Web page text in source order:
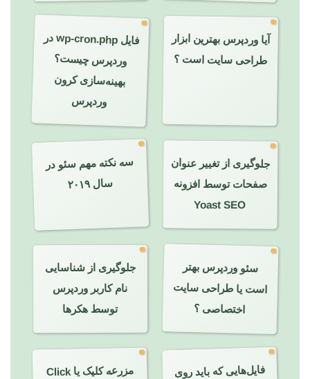
آیا وردپرس بهترین ابزار
طراحی سایت است ؟
فایل
wp-cron.php در
وردپرس چیست؟
بهینه‌سازی کرون
وردپرس
جلوگیری از تغییر عنوان
صفحات توسط افزونه
Yoast SEO
سه نکته مهم سئو در
سال ۲۰۱۹
سئو وردپرس بهتر
است یا طراحی سایت
اختصاصی ؟
جلوگیری از شناسایی
نام کاربر وردپرس
توسط هکرها
فایل‌هایی که باید روی
هاست شما موجود مزرعه کلیک یا Click